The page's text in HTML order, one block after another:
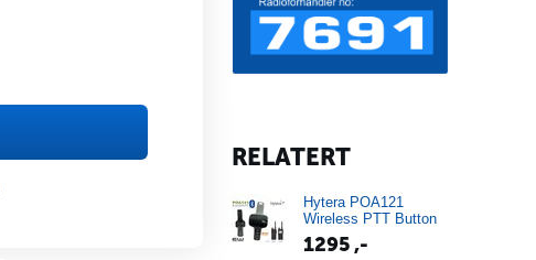
RELATERT
Hytera POA121
Wireless PTT Button
1295,-